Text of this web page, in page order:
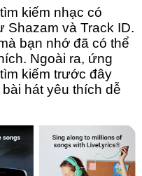
kiếm nhạc có
và Track ID.
bạn nhớ đã có thể
Ngoài ra, ứng
kiếm trước đây
hát yêu thích dễ